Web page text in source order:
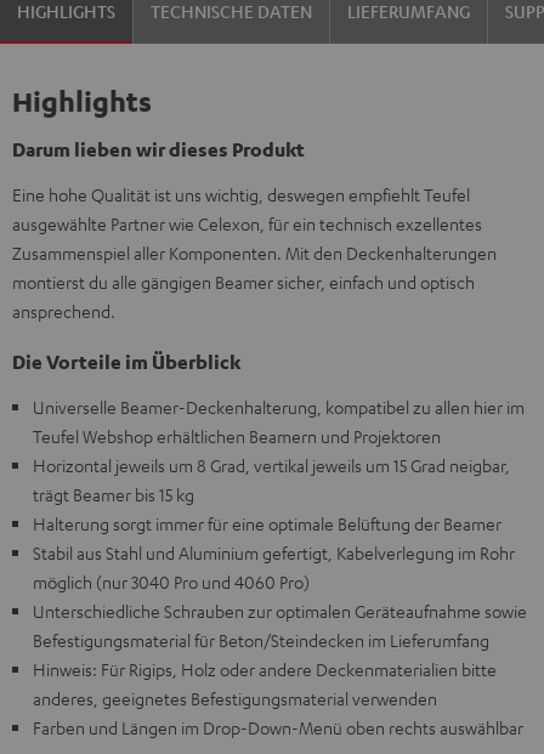
HIGHLIGHTS TECHNISCHE DATEN LIEFERUMFANG
Highlights
Darum lieben wir dieses Produkt
Eine hohe Qualität ist uns wichtig, deswegen empfiehlt Teufel
ausgewählte Partner wie Celexon, für ein technisch exzellentes
Zusammenspiel aller Komponenten. Mit den Deckenhalterungen
montierst du alle gängigen Beamer sicher, einfach und optisch
ansprechend.
Die Vorteile im Überblick
Universelle Beamer-Deckenhalterung, kompatibel zu allen hier im
Teufel Webshop erhältlichen Beamern und Projektoren
Horizontal jeweils um 8 Grad, vertikal jeweils um 15 Grad neigbar,
trägt Beamer bis 15 kg
Halterung sorgt immer für eine optimale Belüftung der Beamer
Stabil aus Stahl und Aluminium gefertigt, Kabelverlegung im Rohr
möglich (nur 3040 Pro und 4060 Pro)
Unterschiedliche Schrauben zur optimalen Geräteaufnahme sowie
Befestigungsmaterial für Beton/Steindecken im Lieferumfang
Hinweis: Für Rigips, Holz oder andere Deckenmaterialien bitte
anderes, geeignetes Befestigungsmaterial verwenden
Farben und Längen im Drop-Down-Menü oben rechts auswählbar